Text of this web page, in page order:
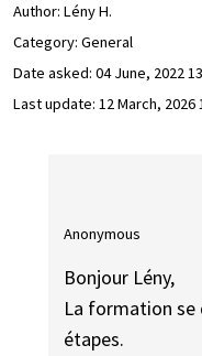
Author: Lény H.
Category: General
Date asked: 04 June, 2022
Last update: 12 March, 2026
Anonymous
Bonjour Lény,
La formation se
étapes.